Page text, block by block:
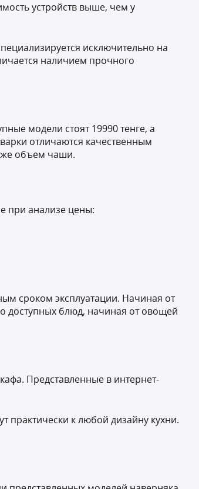
устройств выше, чем у
исключительно на
наличием прочного
модели стоят 19990 тенге, а
отличаются качественным
объем чаши.
при анализе цены:
сроком эксплуатации. Начиная от
доступных блюд, начиная от овощей
Представленные в интернет-
практически к любой дизайну кухни.